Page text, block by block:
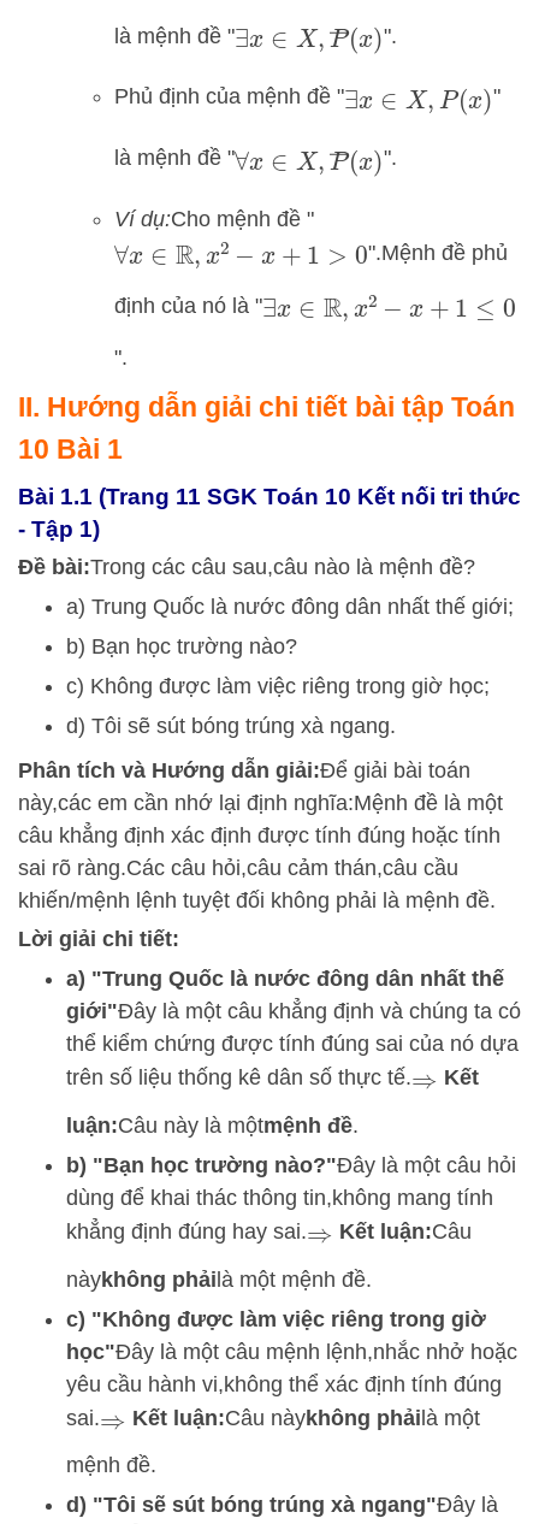
là mệnh đề "∃x ∈ X,P―(x)".
Phủ định của mệnh đề "∃x ∈ X,P(x) "
là mệnh đề "∀x ∈ X,P―(x)".
Ví dụ:Cho mệnh đề "
∀x ∈ R,x2−x+1 >0 ".Mệnh đề phủ
định của nó là "∃x ∈ R,x2− x+1 ≤0
".
II. Hướng dẫn giải chi tiết bài tập Toán
10 Bài 1
Bài 1.1 (Trang 11 SGK Toán 10 Kết nối tri thức
- Tập 1)
Đề bài:Trong các câu sau,câu nào là mệnh đề?
a) Trung Quốc là nước đông dân nhất thế giới;
b) Bạn học trường nào?
c) Không được làm việc riêng trong giờ học;
d) Tôi sẽ sút bóng trúng xà ngang.
Phân tích và Hướng dẫn giải:Để giải bài toán
này,các em cần nhớ lại định nghĩa:Mệnh đề là một
câu khẳng định xác định được tính đúng hoặc tính
sai rõ ràng.Các câu hỏi,câu cảm thán,câu cầu
khiến/mệnh lệnh tuyệt đối không phải là mệnh đề.
Lời giải chi tiết:
a) "Trung Quốc là nước đông dân nhất thế
giới"Đây là một câu khẳng định và chúng ta có
thể kiểm chứng được tính đúng sai của nó dựa
trên số liệu thống kê dân số thực tế.⇒ Kết
luận:Câu này là mộtmệnh đề.
b) "Bạn học trường nào?"Đây là một câu hỏi
dùng để khai thác thông tin,không mang tính
khẳng định đúng hay sai.⇒ Kết luận:Câu
nàykhông phảilà một mệnh đề.
c) "Không được làm việc riêng trong giờ
học"Đây là một câu mệnh lệnh,nhắc nhở hoặc
yêu cầu hành vi,không thể xác định tính đúng
sai.⇒ Kết luận:Câu nàykhông phảilà một
mệnh đề.
d) "Tôi sẽ sút bóng trúng xà ngang"Đây là